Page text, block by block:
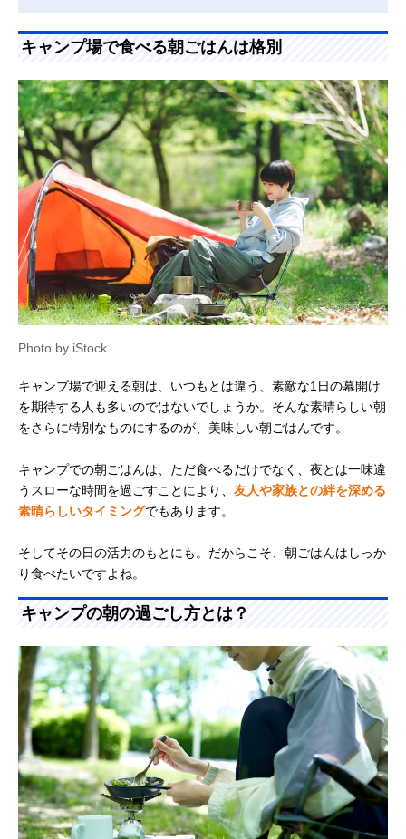
キャンプ場で食べる朝ごはんは格別
Photo by iStock
キャンプ場で迎える朝は、いつもとは違う、素敵な1日の幕開け
を期待する人も多いのではないでしょうか。そんな素晴らしい朝
をさらに特別なものにするのが、美味しい朝ごはんです。
キャンプでの朝ごはんは、ただ食べるだけでなく、夜とは一味違
うスローな時間を過ごすことにより、 友人や家族との絆を深める
素晴らしいタイミングでもあります。
そしてその日の活力のもとにも。だからこそ、朝ごはんはしっか
り食べたいですよね。
キャンプの朝の過ごし方とは？